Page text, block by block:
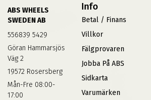
ABS WHEELS
SWEDEN AB
556839 5429
Göran Hammarsjös
Väg 2
19572 Rosersberg
Mån-Fre 08:00-
17:00
Info
Betal / Finans
Villkor
Fälgprovaren
Jobba På ABS
Sidkarta
Varumärken